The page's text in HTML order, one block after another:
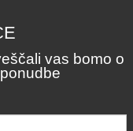
vas bomo o